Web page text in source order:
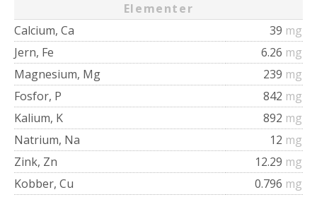
Elementer
Calcium, Ca
39 mg
Jern, Fe
6.26 mg
Magnesium, Mg
239 mg
Fosfor, P
842 mg
Kalium, K
892 mg
Natrium, Na
12 mg
Zink, Zn
12.29 mg
Kobber, Cu
0.796 mg